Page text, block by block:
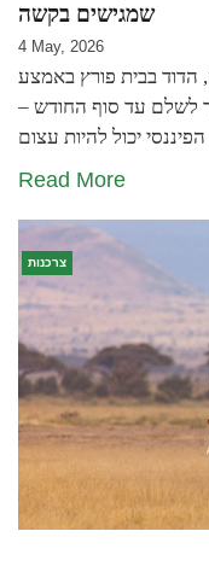
שמגישים בקשה
4 May, 2026
בבית פורץ באמצע
לשלם עד סוף החודש –
Read More
צרכנות